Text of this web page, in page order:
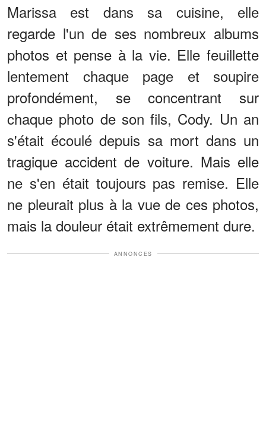
Marissa est dans sa cuisine, elle
regarde l'un de ses nombreux albums
photos et pense à la vie. Elle feuillette
lentement chaque page et soupire
profondément, se concentrant sur
chaque photo de son fils, Cody. Un an
s'était écoulé depuis sa mort dans un
tragique accident de voiture. Mais elle
ne s'en était toujours pas remise. Elle
ne pleurait plus à la vue de ces photos,
mais la douleur était extrêmement dure.
ANNONCES